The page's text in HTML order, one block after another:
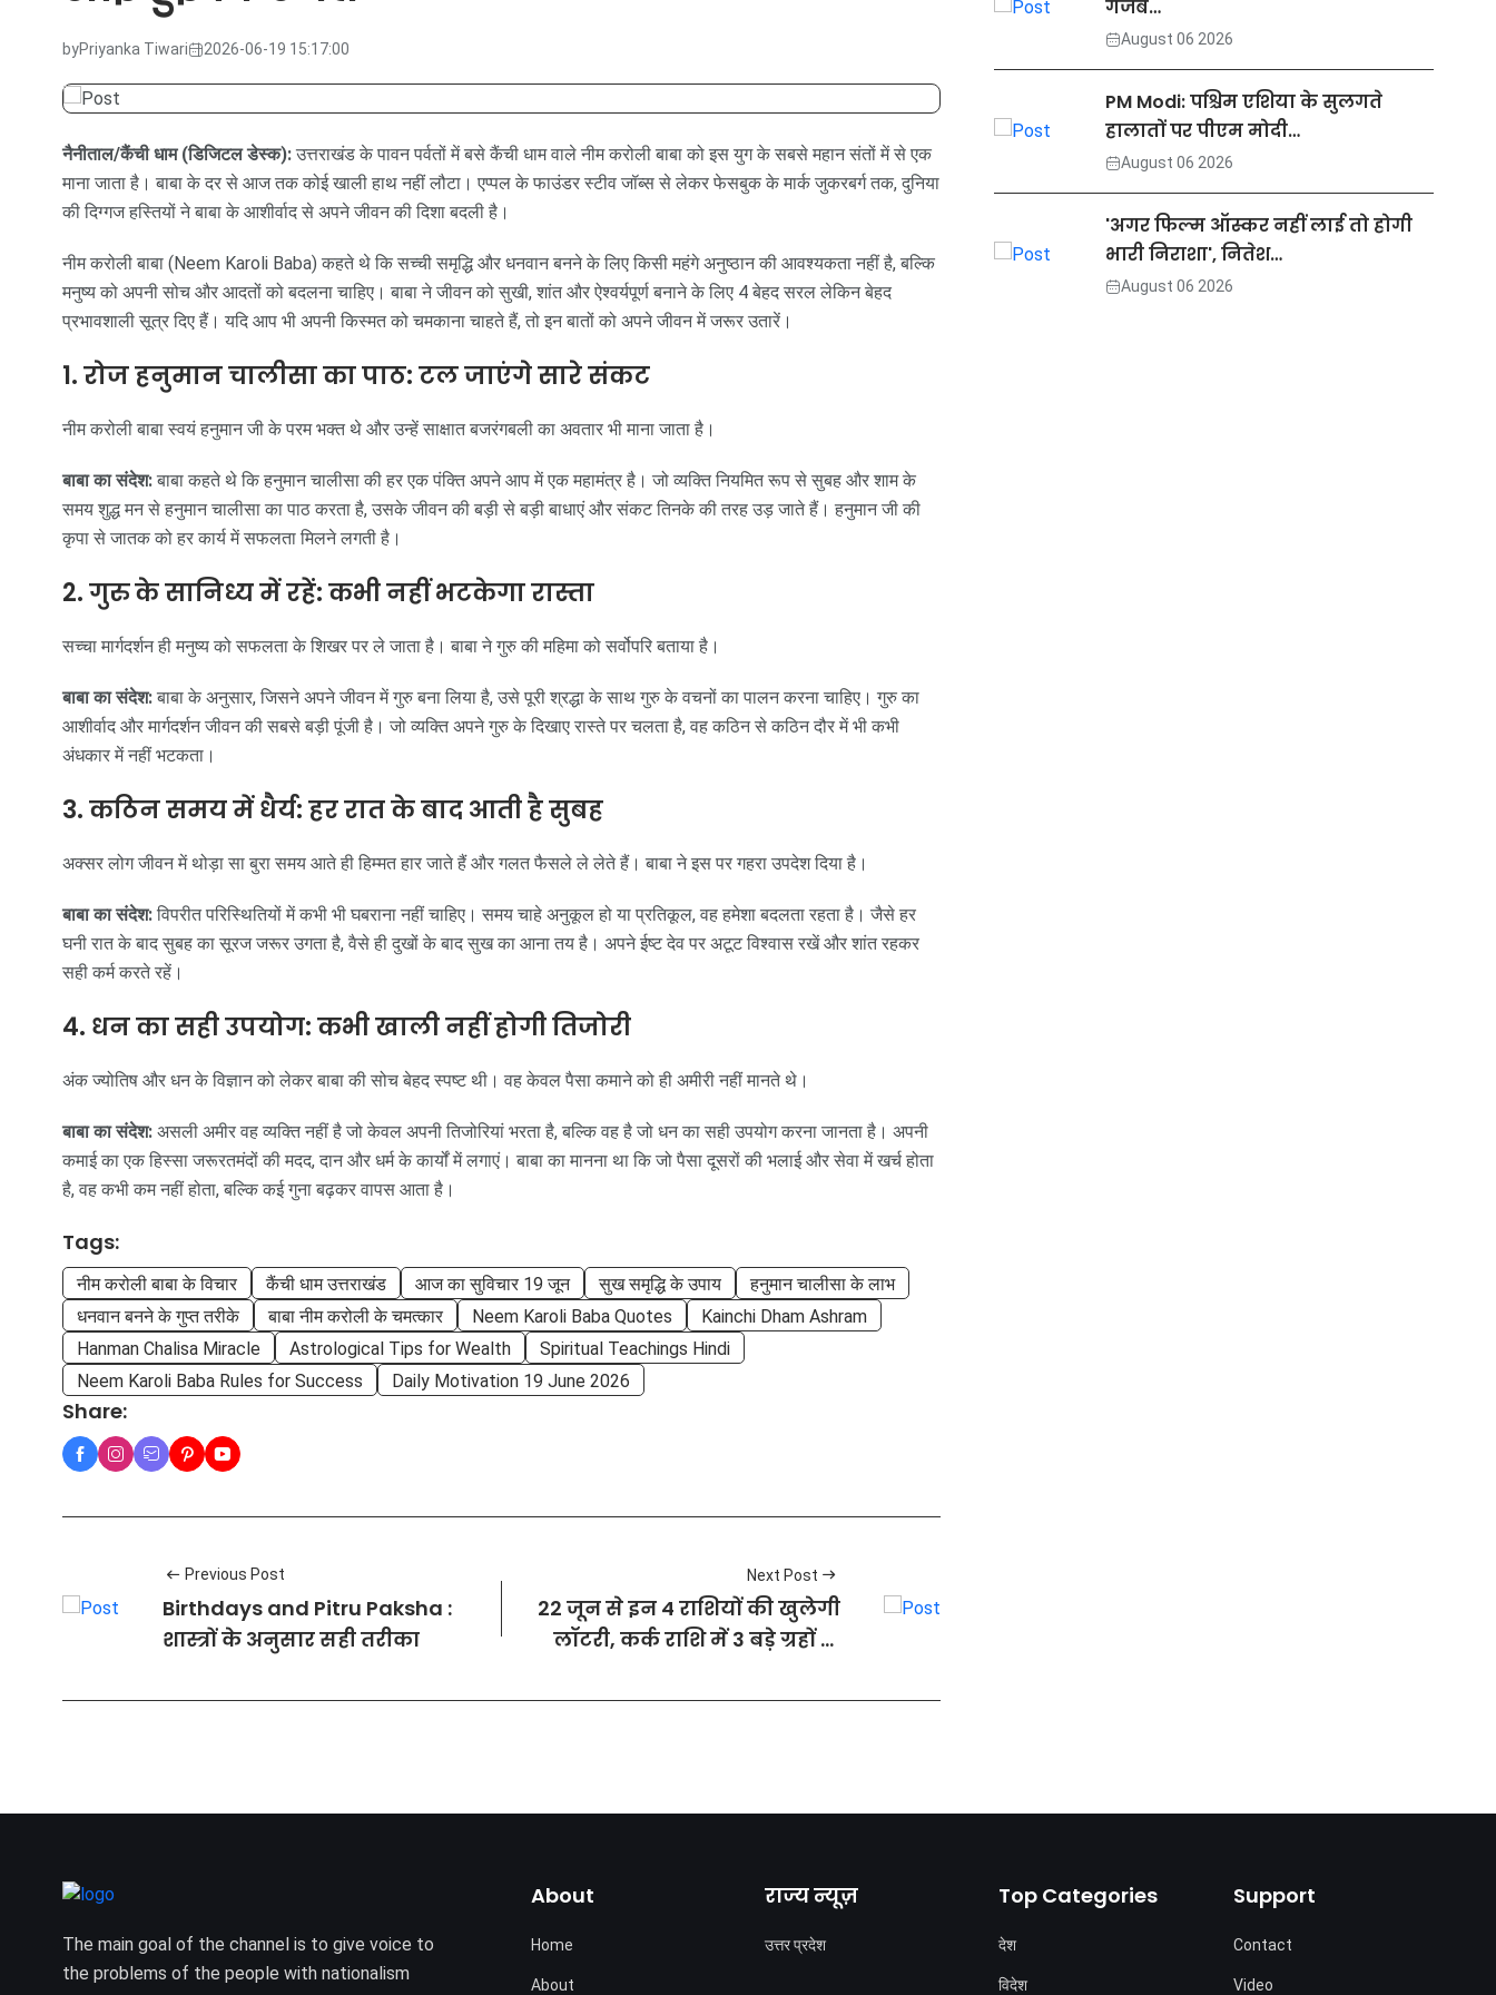
byPriyanka Tiwari 2026-06-19 15:17:00
नैनीताल/कैंची धाम (डिजिटल डेस्क): उत्तराखंड के पावन पर्वतों में बसे कैंची धाम वाले नीम करोली बाबा को इस युग के सबसे महान संतों में से एक
माना जाता है। बाबा के दर से आज तक कोई खाली हाथ नहीं लौटा। एप्पल के फाउंडर स्टीव जॉब्स से लेकर फेसबुक के मार्क जुकरबर्ग तक, दुनिया
की दिग्गज हस्तियों ने बाबा के आशीर्वाद से अपने जीवन की दिशा बदली है।
नीम करोली बाबा (Neem Karoli Baba) कहते थे कि सच्ची समृद्धि और धनवान बनने के लिए किसी महंगे अनुष्ठान की आवश्यकता नहीं है, बल्कि
मनुष्य को अपनी सोच और आदतों को बदलना चाहिए। बाबा ने जीवन को सुखी, शांत और ऐश्वर्यपूर्ण बनाने के लिए 4 बेहद सरल लेकिन बेहद
प्रभावशाली सूत्र दिए हैं। यदि आप भी अपनी किस्मत को चमकाना चाहते हैं, तो इन बातों को अपने जीवन में जरूर उतारें।
1. रोज हनुमान चालीसा का पाठ: टल जाएंगे सारे संकट
नीम करोली बाबा स्वयं हनुमान जी के परम भक्त थे और उन्हें साक्षात बजरंगबली का अवतार भी माना जाता है।
बाबा का संदेश: बाबा कहते थे कि हनुमान चालीसा की हर एक पंक्ति अपने आप में एक महामंत्र है। जो व्यक्ति नियमित रूप से सुबह और शाम के
समय शुद्ध मन से हनुमान चालीसा का पाठ करता है, उसके जीवन की बड़ी से बड़ी बाधाएं और संकट तिनके की तरह उड़ जाते हैं। हनुमान जी की
कृपा से जातक को हर कार्य में सफलता मिलने लगती है।
2. गुरु के सानिध्य में रहें: कभी नहीं भटकेगा रास्ता
सच्चा मार्गदर्शन ही मनुष्य को सफलता के शिखर पर ले जाता है। बाबा ने गुरु की महिमा को सर्वोपरि बताया है।
बाबा का संदेश: बाबा के अनुसार, जिसने अपने जीवन में गुरु बना लिया है, उसे पूरी श्रद्धा के साथ गुरु के वचनों का पालन करना चाहिए। गुरु का
आशीर्वाद और मार्गदर्शन जीवन की सबसे बड़ी पूंजी है। जो व्यक्ति अपने गुरु के दिखाए रास्ते पर चलता है, वह कठिन से कठिन दौर में भी कभी
अंधकार में नहीं भटकता।
3. कठिन समय में धैर्य: हर रात के बाद आती है सुबह
अक्सर लोग जीवन में थोड़ा सा बुरा समय आते ही हिम्मत हार जाते हैं और गलत फैसले ले लेते हैं। बाबा ने इस पर गहरा उपदेश दिया है।
बाबा का संदेश: विपरीत परिस्थितियों में कभी भी घबराना नहीं चाहिए। समय चाहे अनुकूल हो या प्रतिकूल, वह हमेशा बदलता रहता है। जैसे हर
घनी रात के बाद सुबह का सूरज जरूर उगता है, वैसे ही दुखों के बाद सुख का आना तय है। अपने ईष्ट देव पर अटूट विश्वास रखें और शांत रहकर
सही कर्म करते रहें।
4. धन का सही उपयोग: कभी खाली नहीं होगी तिजोरी
अंक ज्योतिष और धन के विज्ञान को लेकर बाबा की सोच बेहद स्पष्ट थी। वह केवल पैसा कमाने को ही अमीरी नहीं मानते थे।
बाबा का संदेश: असली अमीर वह व्यक्ति नहीं है जो केवल अपनी तिजोरियां भरता है, बल्कि वह है जो धन का सही उपयोग करना जानता है। अपनी
कमाई का एक हिस्सा जरूरतमंदों की मदद, दान और धर्म के कार्यों में लगाएं। बाबा का मानना था कि जो पैसा दूसरों की भलाई और सेवा में खर्च होता
है, वह कभी कम नहीं होता, बल्कि कई गुना बढ़कर वापस आता है।
Tags:
नीम करोली बाबा के विचार कैंची धाम उत्तराखंड आज का सुविचार 19 जून सुख समृद्धि के उपाय
हनुमान चालीसा के लाभ
धनवान बनने के गुप्त तरीके
बाबा नीम करोली के चमत्कार Neem Karoli Baba Quotes
Kainchi Dham Ashram
Hanman Chalisa Miracle
Astrological Tips for Wealth
Spiritual Teachings Hindi
Neem Karoli Baba Rules for Success
Daily Motivation 19 June 2026
Share:
Previous Post
Birthdays and Pitru Paksha :
शास्त्रों के अनुसार सही तरीका
Next Post
22 जून से इन 4 राशियों की खुलेगी
लॉटरी, कर्क राशि में 3 बड़े ग्रहों के
गजब…
August 06 2026
PM Modi: पश्चिम एशिया के सुलगते
हालातों पर पीएम मोदी…
August 06 2026
'अगर फिल्म ऑस्कर नहीं लाई तो होगी
भारी निराशा', नितेश…
August 06 2026
The main goal of the channel is to give voice to
the problems of the people with nationalism
About
Home
About
राज्य न्यूज़
उत्तर प्रदेश
Top Categories
देश
विदेश
Support
Contact
Video